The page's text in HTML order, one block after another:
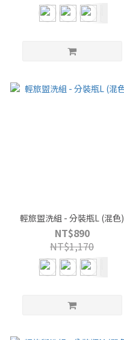
輕旅盥洗組 - 分裝瓶L (混色)
NT$890
NT$1,170